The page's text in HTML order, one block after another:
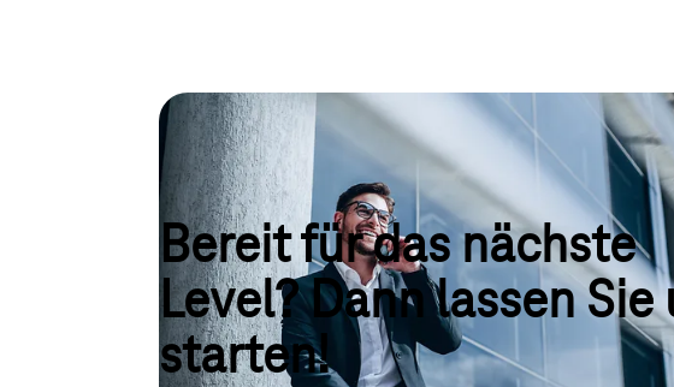
Bereit für das nächste
Level? Dann lassen Sie
starten!